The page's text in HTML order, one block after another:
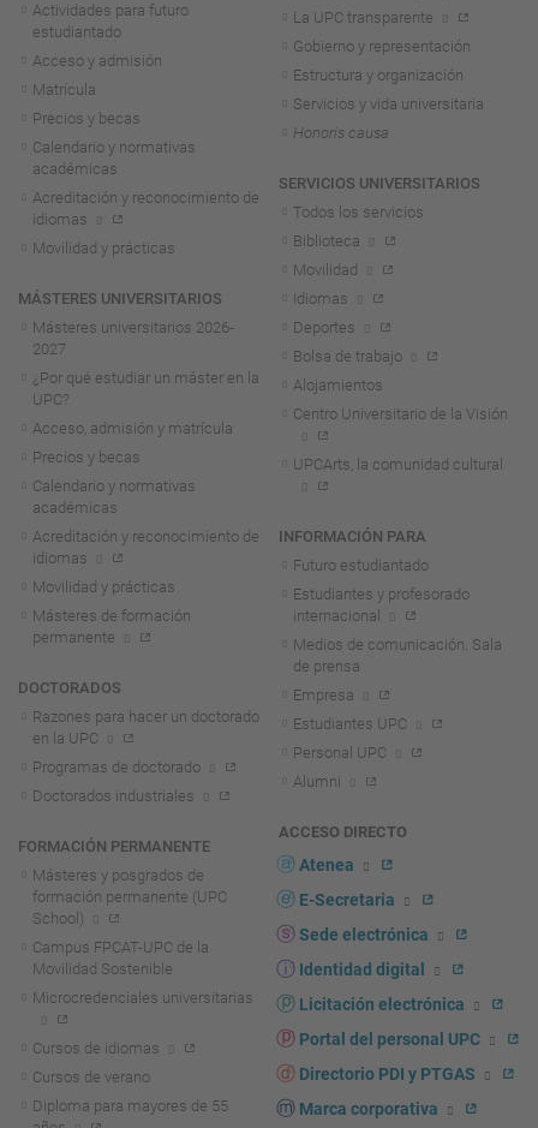
Actividades para futuro
estudiantado
Acceso y admisión
Matrícula
Precios y becas
Calendario y normativas
académicas
Acreditación y reconocimiento de
idiomas
Movilidad y prácticas
MÁSTERES UNIVERSITARIOS
Másteres universitarios 2026-
2027
¿Por qué estudiar un máster en la
UPC?
Acceso, admisión y matrícula
Precios y becas
Calendario y normativas
académicas
Acreditación y reconocimiento de
idiomas
Movilidad y prácticas
Másteres de formación
permanente
DOCTORADOS
Razones para hacer un doctorado
en la UPC
Programas de doctorado
Doctorados industriales
FORMACIÓN PERMANENTE
Másteres y posgrados de
formación permanente (UPC
School)
Campus FPCAT-UPC de la
Movilidad Sostenible
Microcredenciales universitarias
Cursos de idiomas
Cursos de verano
Diploma para mayores de 55
La UPC transparente
Gobierno y representación
Estructura y organización
Servicios y vida universitaria
Honoris causa
SERVICIOS UNIVERSITARIOS
Todos los servicios
Biblioteca
Movilidad
Idiomas
Deportes
Bolsa de trabajo
Alojamientos
Centro Universitario de la Visión
UPCArts, la comunidad cultural
INFORMACIÓN PARA
Futuro estudiantado
Estudiantes y profesorado
internacional
Medios de comunicación. Sala
de prensa
Empresa
Estudiantes UPC
Personal UPC
Alumni
ACCESO DIRECTO
Atenea
E-Secretaria
Sede electrónica
Identidad digital
Licitación electrónica
Portal del personal UPC
Directorio PDI y PTGAS
Marca corporativa